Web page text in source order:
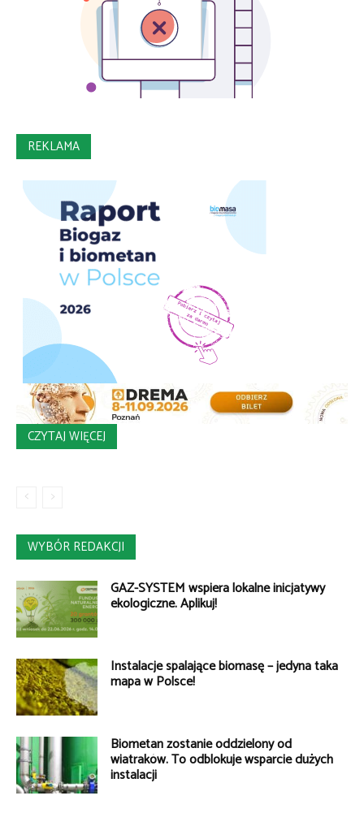
REKLAMA
CZYTAJ WIĘCEJ
WYBÓR REDAKCJI
GAZ-SYSTEM wspiera lokalne inicjatywy
ekologiczne. Aplikuj!
Instalacje spalające biomasę – jedyna taka
mapa w Polsce!
Biometan zostanie oddzielony od
wiatraków. To odblokuje wsparcie dużych
instalacji